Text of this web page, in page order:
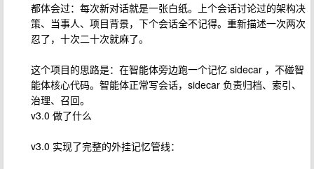
都体会过：每次新对话就是一张白纸。上个会话讨论过的架构决
策、当事人、项目背景，下个会话全不记得。重新描述一次两次
忍了，十次二十次就麻了。
这个项目的思路是：在智能体旁边跑一个记忆 sidecar ，不碰智
能体核心代码。智能体正常写会话，sidecar 负责归档、索引、
治理、召回。
v3.0 做了什么
v3.0 实现了完整的外挂记忆管线：